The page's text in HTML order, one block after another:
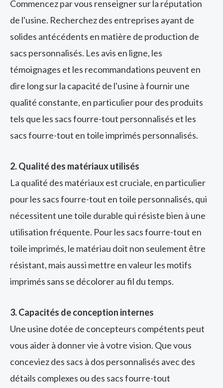
Commencez par vous renseigner sur la réputation
de l'usine. Recherchez des entreprises ayant de
solides antécédents en matière de production de
sacs personnalisés. Les avis en ligne, les
témoignages et les recommandations peuvent en
dire long sur la capacité de l'usine à fournir une
qualité constante, en particulier pour des produits
tels que les sacs fourre-tout personnalisés et les
sacs fourre-tout en toile imprimés personnalisés.
2. Qualité des matériaux utilisés
La qualité des matériaux est cruciale, en particulier
pour les sacs fourre-tout en toile personnalisés, qui
nécessitent une toile durable qui résiste bien à une
utilisation fréquente. Pour les sacs fourre-tout en
toile imprimés, le matériau doit non seulement être
résistant, mais aussi mettre en valeur les motifs
imprimés sans se décolorer au fil du temps.
3. Capacités de conception internes
Une usine dotée de concepteurs compétents peut
vous aider à donner vie à votre vision. Que vous
conceviez des sacs à dos personnalisés avec des
détails complexes ou des sacs fourre-tout